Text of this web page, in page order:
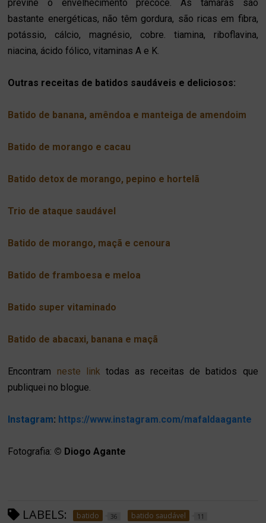
previne o envelhecimento precoce. As tâmaras são
bastante energéticas, não têm gordura, são ricas em fibra,
potássio, cálcio, magnésio, cobre. tiamina, riboflavina,
niacina, ácido fólico, vitaminas A e K.
Outras receitas de batidos saudáveis e deliciosos:
Batido de banana, amêndoa e manteiga de amendoim
Batido de morango e cacau
Batido detox de morango, pepino e hortelã
Trio de ataque saudável
Batido de morango, maçã e cenoura
Batido de framboesa e meloa
Batido super vitaminado
Batido de abacaxi, banana e maçã
Encontram neste link todas as receitas de batidos que
publiquei no blogue.
Instagram: https://www.instagram.com/mafaldaagante
Fotografia: © Diogo Agante
LABELS: batido 36 batido saudável 11